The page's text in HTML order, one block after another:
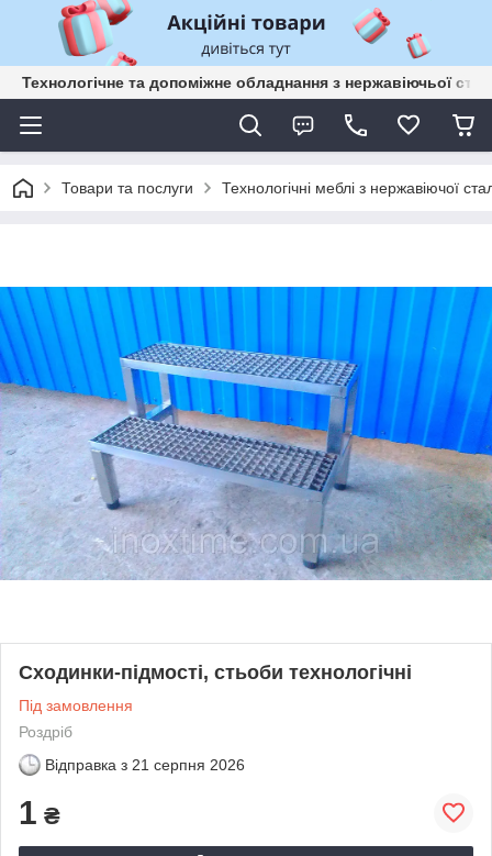
Технологічне та допоміжне обладнання з нержавіючьої
Товари та послуги Технологічні меблі з нержавіючої
Сходинки-підмості, стьоби технологічні
Під замовлення
Роздріб
Відправка з 21 серпня 2026
1 ₴